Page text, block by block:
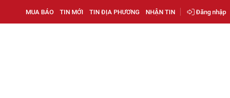
MUA BÁO TIN MỚI TIN ĐỊA PHƯƠNG NHẬN TIN Đăng nhập